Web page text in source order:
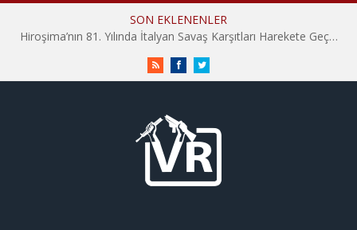
SON EKLENENLER
Hiroşima’nın 81. Yılında İtalyan Savaş Karşıtları Harekete Geçti: “Hatırlamak yeterli değil”
RSS FacebookTwitter